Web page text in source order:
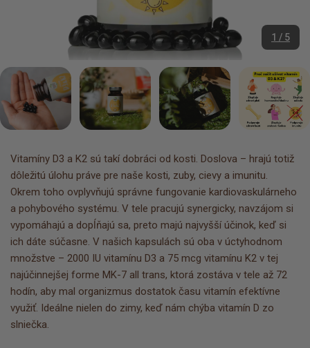
1 / 5
Vitamíny D3 a K2 sú takí dobráci od kosti. Doslova – hrajú totiž
dôležitú úlohu práve pre naše kosti, zuby, cievy a imunitu.
Okrem toho ovplyvňujú správne fungovanie kardiovaskulárneho
a pohybového systému. V tele pracujú synergicky, navzájom si
vypomáhajú a dopĺňajú sa, preto majú najvyšší účinok, keď si
ich dáte súčasne. V našich kapsulách sú oba v úctyhodnom
množstve – 2000 IU vitamínu D3 a 75 mcg vitamínu K2 v tej
najúčinnejšej forme MK-7 all trans, ktorá zostáva v tele až 72
hodín, aby mal organizmus dostatok času vitamín efektívne
využiť. Ideálne nielen do zimy, keď nám chýba vitamín D zo
slniečka.